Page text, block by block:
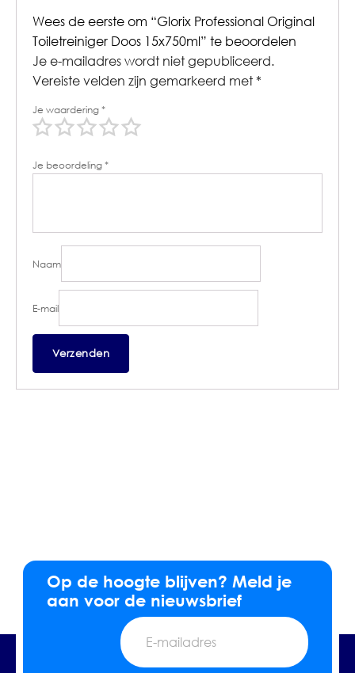
Wees de eerste om “Glorix Professional Original
Toiletreiniger Doos 15x750ml” te beoordelen
Je e-mailadres wordt niet gepubliceerd.
Vereiste velden zijn gemarkeerd met *
Je waardering*
Je beoordeling*
Naam
E-mail
Op de hoogte blijven? Meld je
aan voor de nieuwsbrief
E-
mailadres